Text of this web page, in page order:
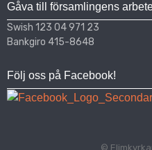
Gåva till församlingens
Swish 123 04 971 23
Bankgiro 415-8648
Följ oss på Facebook!
©